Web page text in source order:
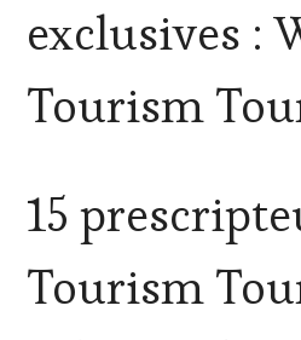
:
WINE
VOUCHER
CORSICA,
PROVENCE
DOMAINE
VITICOLE,
ADHÉRENT,
VIN
exclusives :
Tourism
15
Tourism